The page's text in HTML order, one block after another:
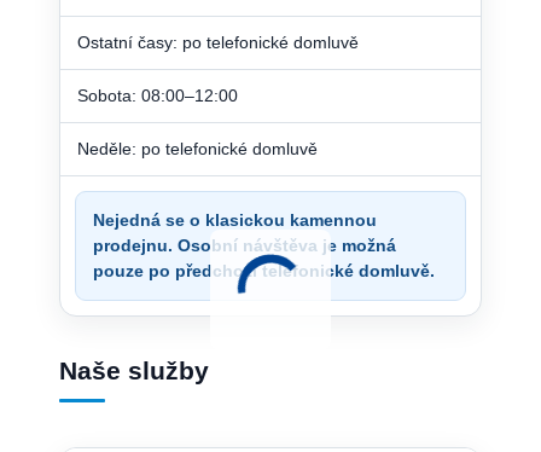
Ostatní časy: po telefonické domluvě
Sobota: 08:00–12:00
Neděle: po telefonické domluvě
Nejedná se o klasickou kamennou
prodejnu. Osobní návštěva je možná
pouze po předchozí telefonické domluvě.
Naše služby